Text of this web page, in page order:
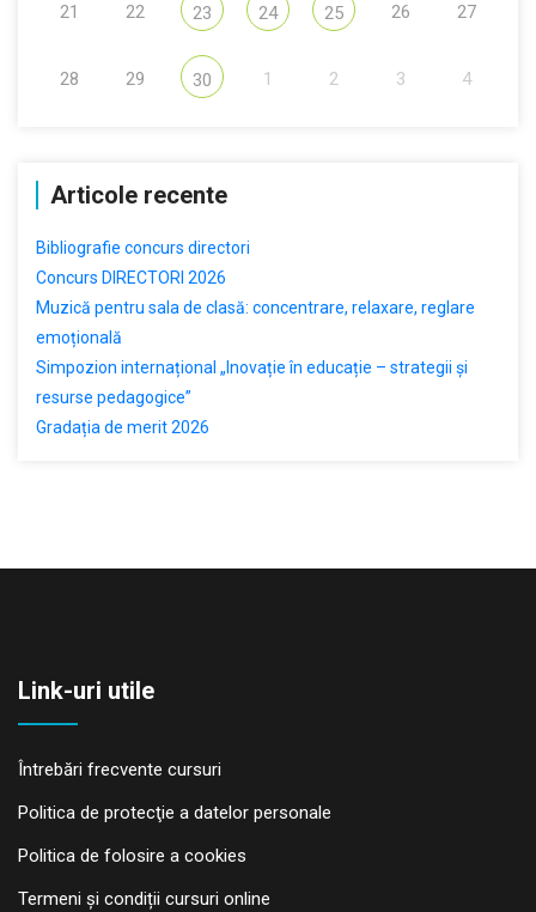
21 22 23 24 25 26 27
28 29 30 1 2 3 4
Articole recente
Bibliografie concurs directori
Concurs DIRECTORI 2026
Muzică pentru sala de clasă: concentrare, relaxare, reglare
emoțională
Simpozion internațional „Inovație în educație – strategii și
resurse pedagogice”
Gradația de merit 2026
Link-uri utile
Întrebări frecvente cursuri
Politica de protecţie a datelor personale
Politica de folosire a cookies
Termeni și condiții cursuri online